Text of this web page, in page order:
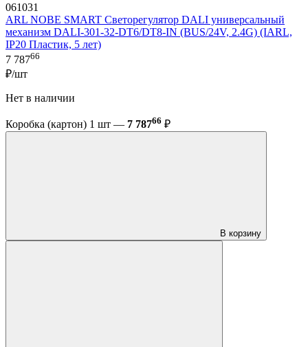
061031
ARL NOBE SMART Светорегулятор DALI универсальный
механизм DALI-301-32-DT6/DT8-IN (BUS/24V, 2.4G) (IARL,
IP20 Пластик, 5 лет)
7 78766
₽/шт
Нет в наличии
Коробка (картон) 1 шт — 7 78766 ₽
В корзину